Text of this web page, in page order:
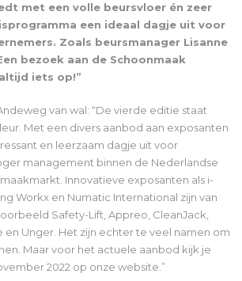
met een volle beursvloer én zeer
een ideaal dagje uit voor
Zoals beursmanager Lisanne
bezoek aan de Schoonmaak
iets op!”
van wal: “De vierde editie staat
Met een divers aanbod aan exposanten
en leerzaam dagje uit voor
management binnen de Nederlandse
Innovatieve exposanten als i-
Workx en Numatic International zijn van
Safety-Lift, Appreo, CleanJack,
en Unger. Het zijn echter te veel namen om
Maar voor het actuele aanbod kijk je
2022 op onze website.”